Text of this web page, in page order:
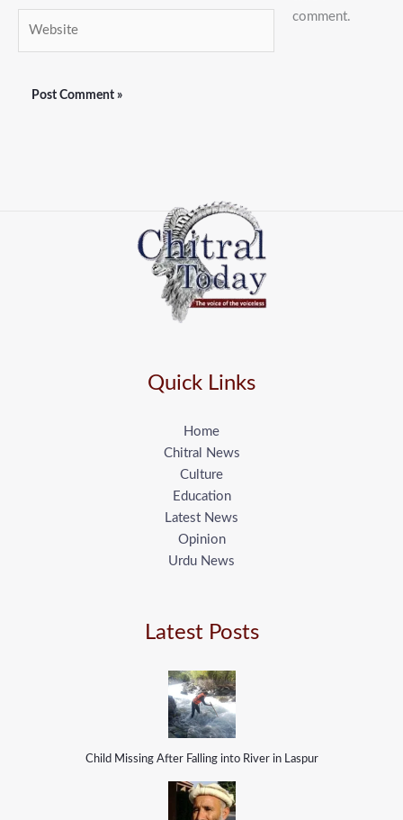
comment.
Quick Links
Home
Chitral News
Culture
Education
Latest News
Opinion
Urdu News
Latest Posts
Child Missing After Falling into River in Laspur